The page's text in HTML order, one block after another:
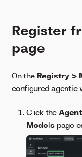
Register
page
On the Registry >
configured agentic
Click the
Modelspage